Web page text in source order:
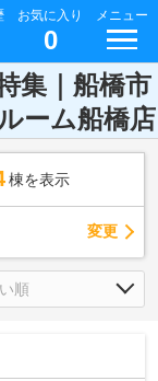
お気に入り
0
メニュー
集｜船橋市
ーム船橋店
棟を表示
変更